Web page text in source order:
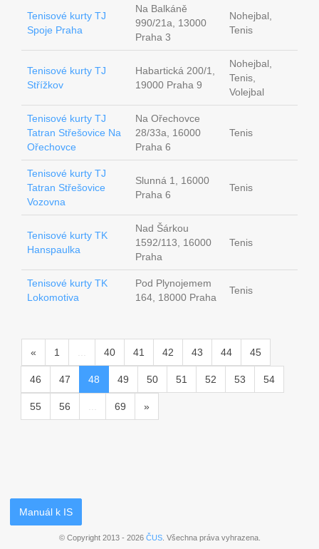
Tenisové kurty TJ
Spoje Praha
Na Balkáně
990/21a, 13000
Praha 3
Nohejbal,
Tenis
Tenisové kurty TJ
Střížkov
Habartická 200/1,
19000 Praha 9
Nohejbal,
Tenis,
Volejbal
Tenisové kurty TJ
Tatran Střešovice Na
Ořechovce
Na Ořechovce
28/33a, 16000
Praha 6
Tenis
Tenisové kurty TJ
Tatran Střešovice
Vozovna
Slunná 1, 16000
Praha 6
Tenis
Tenisové kurty TK
Hanspaulka
Nad Šárkou
1592/113, 16000
Praha
Tenis
Tenisové kurty TK
Lokomotiva
Pod Plynojemem
164, 18000 Praha
Tenis
« 1 ... 40 41 42 43 44 45
46 47 48 49 50 51 52 53 54
55 56 ... 69 »
Manuál k IS
© Copyright 2013 - 2026 ČUS. Všechna práva vyhrazena.